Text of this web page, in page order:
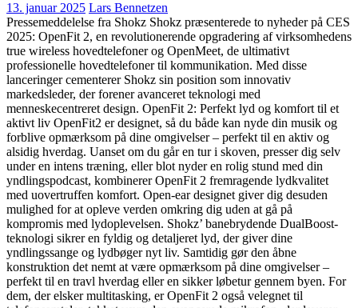
13. januar 2025 Lars Bennetzen
Pressemeddelelse fra Shokz Shokz præsenterede to nyheder på CES
2025: OpenFit 2, en revolutionerende opgradering af virksomhedens
true wireless hovedtelefoner og OpenMeet, de ultimativt
professionelle hovedtelefoner til kommunikation. Med disse
lanceringer cementerer Shokz sin position som innovativ
markedsleder, der forener avanceret teknologi med
menneskecentreret design. OpenFit 2: Perfekt lyd og komfort til et
aktivt liv OpenFit2 er designet, så du både kan nyde din musik og
forblive opmærksom på dine omgivelser – perfekt til en aktiv og
alsidig hverdag. Uanset om du går en tur i skoven, presser dig selv
under en intens træning, eller blot nyder en rolig stund med din
yndlingspodcast, kombinerer OpenFit 2 fremragende lydkvalitet
med uovertruffen komfort. Open-ear designet giver dig desuden
mulighed for at opleve verden omkring dig uden at gå på
kompromis med lydoplevelsen. Shokz’ banebrydende DualBoost-
teknologi sikrer en fyldig og detaljeret lyd, der giver dine
yndlingssange og lydbøger nyt liv. Samtidig gør den åbne
konstruktion det nemt at være opmærksom på dine omgivelser –
perfekt til en travl hverdag eller en sikker løbetur gennem byen. For
dem, der elsker multitasking, er OpenFit 2 også velegnet til